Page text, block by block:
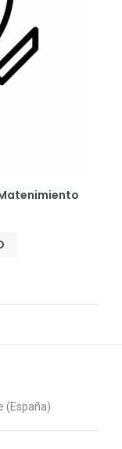
(España)